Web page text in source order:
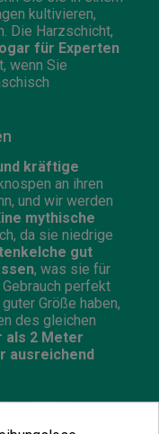
kultivieren,
Die Harzschicht,
für Experten
wenn Sie
kräftige
an ihren
und wir werden
mythische
da sie niedrige
gut
, was sie für
perfekt
Größe haben,
des gleichen
als 2 Meter
ausreichend
Widow